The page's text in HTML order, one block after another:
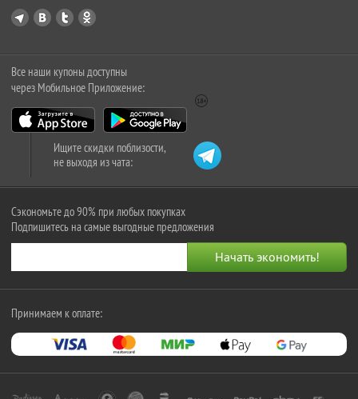
Все наши купоны доступны
через Мобильное Приложение:
Ищите скидки поблизости,
не выходя из чата:
Сэкономьте до 90% при любых покупках
Подпишитесь на самые выгодные предложения
Принимаем к оплате: